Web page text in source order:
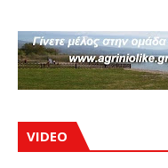
VIDEO